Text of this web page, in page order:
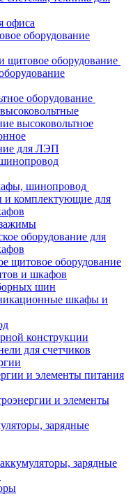
офиса
оборудование
щитовое оборудование
оборудование
высоковольтное
для ЛЭП
шинопровод
и комплектующие для
оборудование для
щитовое оборудование
и шкафов
шин
шкафы и
конструкции
для счетчиков
и элементы питания
и элементы
зарядные
зарядные